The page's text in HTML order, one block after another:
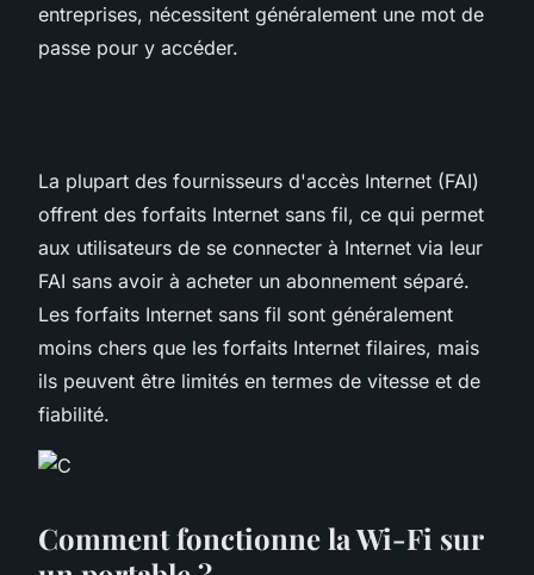
entreprises, nécessitent généralement une mot de
passe pour y accéder.
La plupart des fournisseurs d'accès Internet (FAI)
offrent des forfaits Internet sans fil, ce qui permet
aux utilisateurs de se connecter à Internet via leur
FAI sans avoir à acheter un abonnement séparé.
Les forfaits Internet sans fil sont généralement
moins chers que les forfaits Internet filaires, mais
ils peuvent être limités en termes de vitesse et de
fiabilité.
Comment fonctionne la Wi-Fi sur